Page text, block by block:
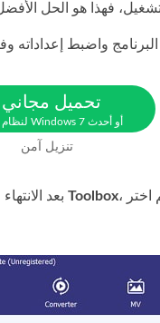
تحميل مجاني
لنظام Windows 7 أو أحدث
تنزيل آمن
Toolbox